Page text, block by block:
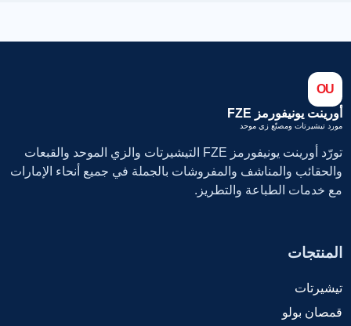
OU
أورينت يونيفورمز FZE
مورد تيشيرتات ومصنّع زي موحد
تورّد أورينت يونيفورمز FZE التيشيرتات والزي الموحد والقبعات
والحقائب والمناشف والمفروشات بالجملة في جميع أنحاء الإمارات
مع خدمات الطباعة والتطريز.
المنتجات
تيشيرتات
قمصان بولو